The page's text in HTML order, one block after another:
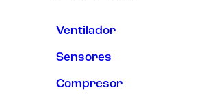
Ventilador
Sensores
Compresor